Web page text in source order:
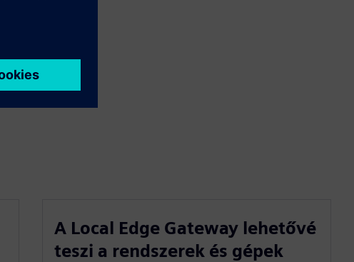
A Local Edge Gateway lehetővé
teszi a rendszerek és gépek